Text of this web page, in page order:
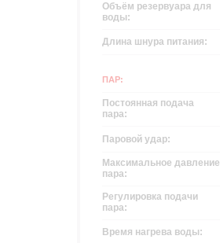
Объём резервуара для
воды:
Длина шнура питания:
ПАР:
Постоянная подача
пара:
Паровой удар:
Максимальное давление
пара:
Регулировка подачи
пара:
Время нагрева воды: